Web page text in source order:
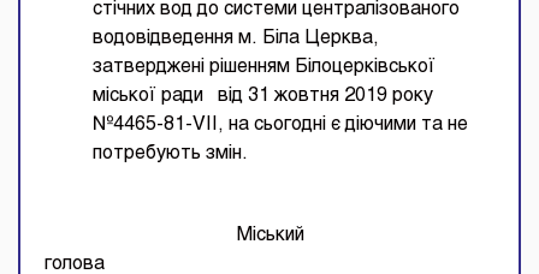
стічних вод до системи централізованого
водовідведення м. Біла Церква,
затверджені рішенням Білоцерківської
міської ради від 31 жовтня 2019 року
№4465-81-VII, на сьогодні є діючими та не
потребують змін.
Міський